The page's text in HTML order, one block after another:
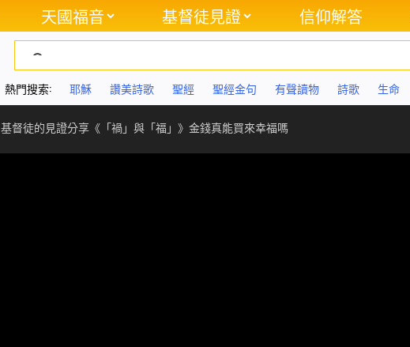
天國福音 基督徒見證 信仰解答
熱門搜索: 耶穌 讚美詩歌 聖經 聖經金句 有聲讀物 詩歌 生命
基督徒的見證分享《「禍」與「福」》金錢真能買來幸福嗎